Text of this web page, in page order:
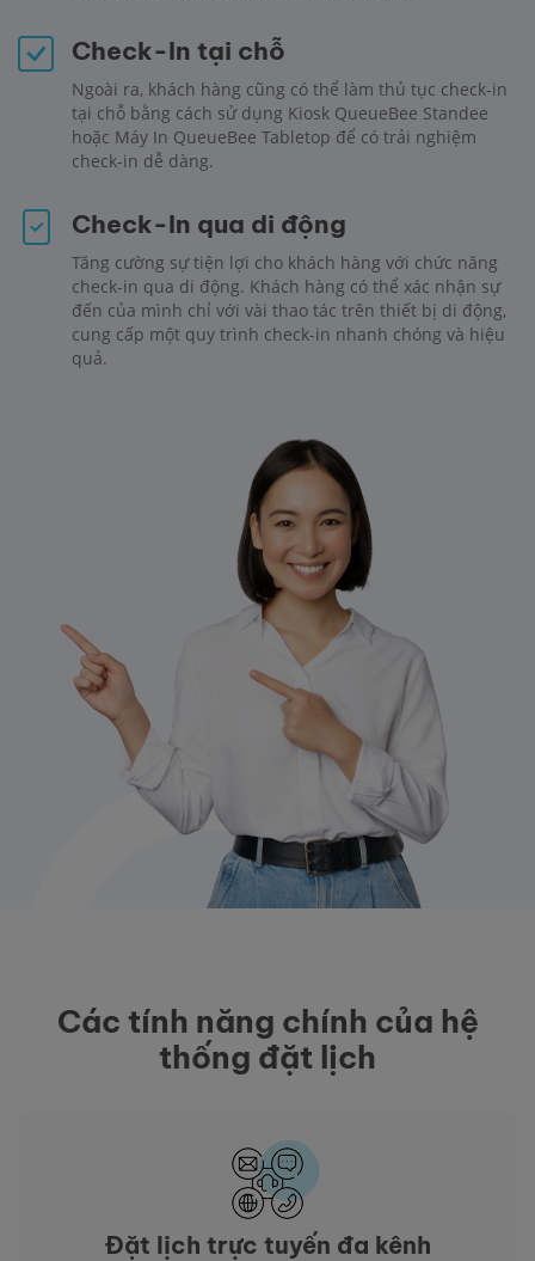
Check-In tại chỗ
Ngoài ra, khách hàng cũng có thể làm thủ tục check-in
tại chỗ bằng cách sử dụng Kiosk QueueBee Standee
hoặc Máy In QueueBee Tabletop để có trải nghiệm
check-in dễ dàng.
Check-In qua di động
Tăng cường sự tiện lợi cho khách hàng với chức năng
check-in qua di động. Khách hàng có thể xác nhận sự
đến của mình chỉ với vài thao tác trên thiết bị di động,
cung cấp một quy trình check-in nhanh chóng và hiệu
quả.
Các tính năng chính của hệ
thống đặt lịch
Đặt lịch trực tuyến đa kênh